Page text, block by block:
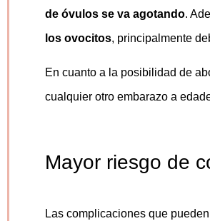
de óvulos se va agotando.
los ovocitos, principalmente
En cuanto a la posibilidad de
cualquier otro embarazo a
Mayor riesgo de
Las complicaciones que